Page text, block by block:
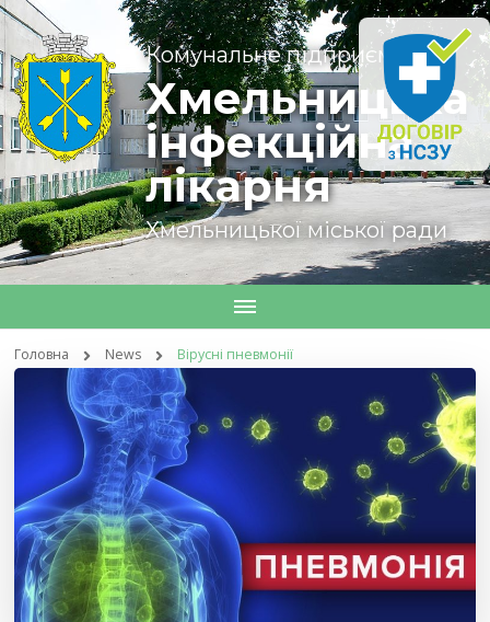
Комунальне підприємство
Хмельницька
інфекційна
лікарня
Хмельницької міської ради
Головна News Вірусні пневмонії